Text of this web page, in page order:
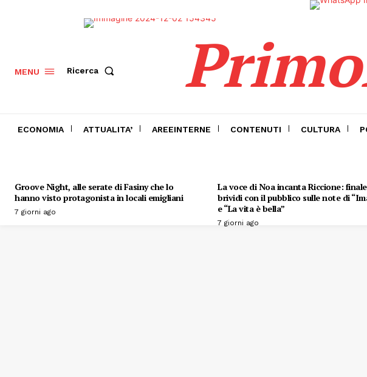
MENU Ricerca
ECONOMIA ATTUALITA’ AREEINTERNE CONTENUTI CULTURA
Groove Night, alle serate di Fasiny che lo
hanno visto protagonista in locali emigliani
7 giorni ago
La voce di Noa incanta Riccione:
brividi con il pubblico sulle note di
e “La vita è bella”
7 giorni ago